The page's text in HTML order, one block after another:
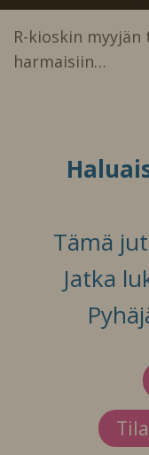
R-kioskin
harmaisiin…
Tämä
Jatka